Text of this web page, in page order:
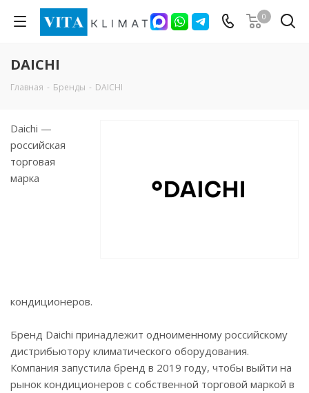
0
DAICHI
Главная - Бренды - DAICHI
Daichi —
российская
торговая
марка
кондиционеров.
Бренд Daichi принадлежит одноименному российскому
дистрибьютору климатического оборудования.
Компания запустила бренд в 2019 году, чтобы выйти на
рынок кондиционеров с собственной торговой маркой в